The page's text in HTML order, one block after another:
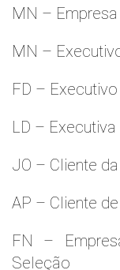
MN –
MN –
FD –
LD –
JO – Cliente
AP – Cliente
FN –
Seleção